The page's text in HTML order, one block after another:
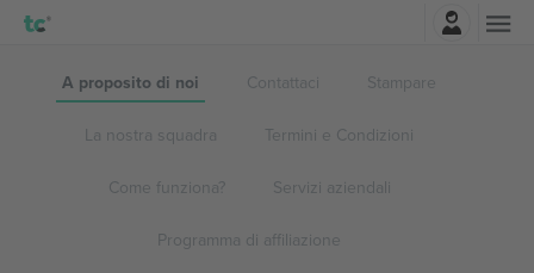
A proposito di noi Contattaci Stampare
La nostra squadra Termini e Condizioni
Come funziona? Servizi aziendali
Programma di affiliazione